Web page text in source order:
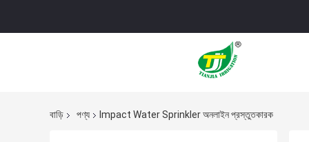
বাড়ি পণ্য Impact Water Sprinkler অনলাইন প্রস্তুতকারক